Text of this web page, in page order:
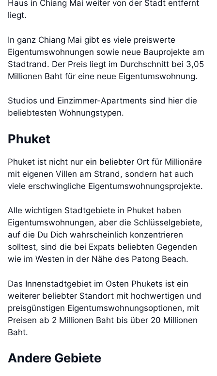
Haus in Chiang Mai weiter von der Stadt entfernt
liegt.
In ganz Chiang Mai gibt es viele preiswerte
Eigentumswohnungen sowie neue Bauprojekte am
Stadtrand. Der Preis liegt im Durchschnitt bei 3,05
Millionen Baht für eine neue Eigentumswohnung.
Studios und Einzimmer-Apartments sind hier die
beliebtesten Wohnungstypen.
Phuket
Phuket ist nicht nur ein beliebter Ort für Millionäre
mit eigenen Villen am Strand, sondern hat auch
viele erschwingliche Eigentumswohnungsprojekte.
Alle wichtigen Stadtgebiete in Phuket haben
Eigentumswohnungen, aber die Schlüsselgebiete,
auf die Du Dich wahrscheinlich konzentrieren
solltest, sind die bei Expats beliebten Gegenden
wie im Westen in der Nähe des Patong Beach.
Das Innenstadtgebiet im Osten Phukets ist ein
weiterer beliebter Standort mit hochwertigen und
preisgünstigen Eigentumswohnungsoptionen, mit
Preisen ab 2 Millionen Baht bis über 20 Millionen
Baht.
Andere Gebiete